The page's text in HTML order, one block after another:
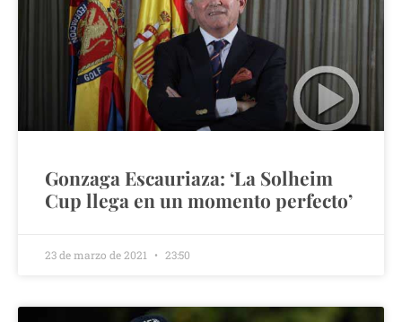
Gonzaga Escauriaza: ‘La Solheim
Cup llega en un momento perfecto’
23 de marzo de 2021 23:50